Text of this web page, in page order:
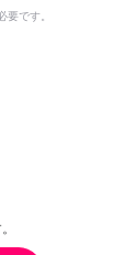
です。